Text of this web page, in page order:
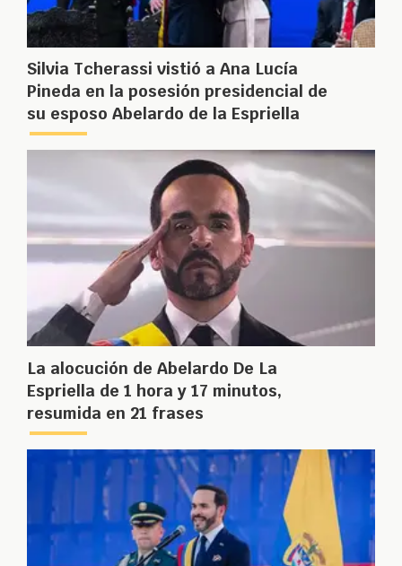
Silvia Tcherassi vistió a Ana Lucía
Pineda en la posesión presidencial de
su esposo Abelardo de la Espriella
La alocución de Abelardo De La
Espriella de 1 hora y 17 minutos,
resumida en 21 frases